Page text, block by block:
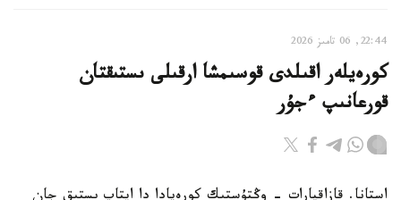
22:44, 06 تامىز 2026
كورەيلەر اقىلدى قوسىمشا ارقىلى ىستىقتان
قورعانىپ ءجۇر